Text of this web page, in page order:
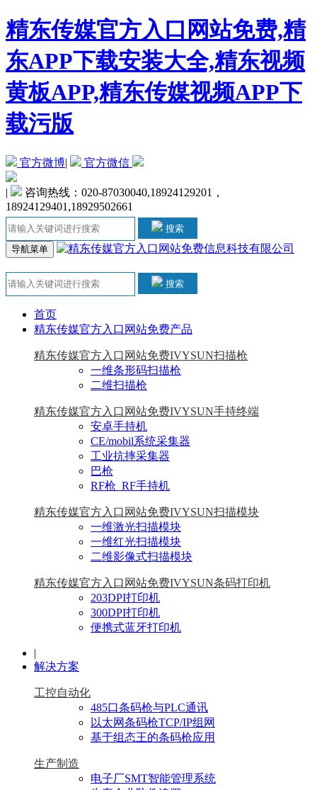
精东传媒官方入口网站免费,精
东APP下载安装大全,精东视频
黄板APP,精东传媒视频APP下
载污版
官方微博| 官方微信
|
咨询热线：020-87030040,18924129201，
18924129401,18929502661
搜索
导航菜单
搜索
首页
精东传媒官方入口网站免费产品
精东传媒官方入口网站免费IVYSUN扫描枪
一维条形码扫描枪
二维扫描枪
精东传媒官方入口网站免费IVYSUN手持终端
安卓手持机
CE/mobil系统采集器
工业抗摔采集器
巴枪
RF枪_RF手持机
精东传媒官方入口网站免费IVYSUN扫描模块
一维激光扫描模块
一维红光扫描模块
二维影像式扫描模块
精东传媒官方入口网站免费IVYSUN条码打印机
203DPI打印机
300DPI打印机
便携式蓝牙打印机
|
解决方案
工控自动化
485口条码枪与PLC通讯
以太网条码枪TCP/IP组网
基于组态王的条码枪应用
生产制造
电子厂SMT智能管理系统